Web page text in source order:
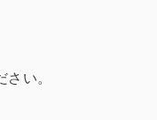
い。